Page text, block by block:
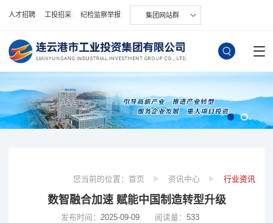
人才招聘 工投招采 纪检监察举报 集团网站群
您当前的位置： 首页 资讯中心 行业资讯
数智融合加速 赋能中国制造转型升级
发布时间： 2025-09-09 阅读量： 533